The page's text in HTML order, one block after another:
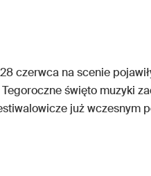
czerwca na scenie
święto muzyki
już wczesnym